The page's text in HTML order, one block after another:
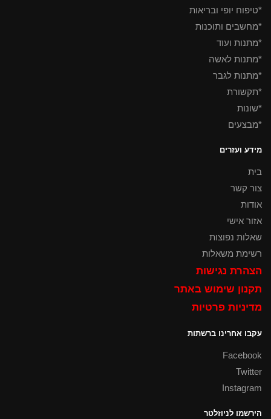
*טיפוח יופי ובריאות
*מחשבים ותוכנות
*מתנות ועוד
*מתנות לאשה
*מתנות לגבר
*תקשורת
*שונות
*מבצעים
מידע ועזרים
בית
צור קשר
אודות
אזור אישי
שאלות נפוצות
רשימת משאלות
הצהרת נגישות
תקנון שימוש באתר
מדיניות פרטיות
עקבו אחרינו ברשתות
Facebook
Twitter
Instagram
הירשמו לניוזלטר